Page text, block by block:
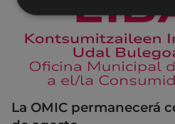
La OMIC permanecerá